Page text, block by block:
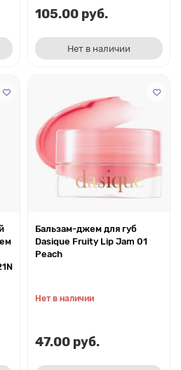
105.00 руб.
Нет в наличии
Бальзам-джем для губ
Dasique Fruity Lip Jam 01
Peach
Нет в наличии
47.00 руб.